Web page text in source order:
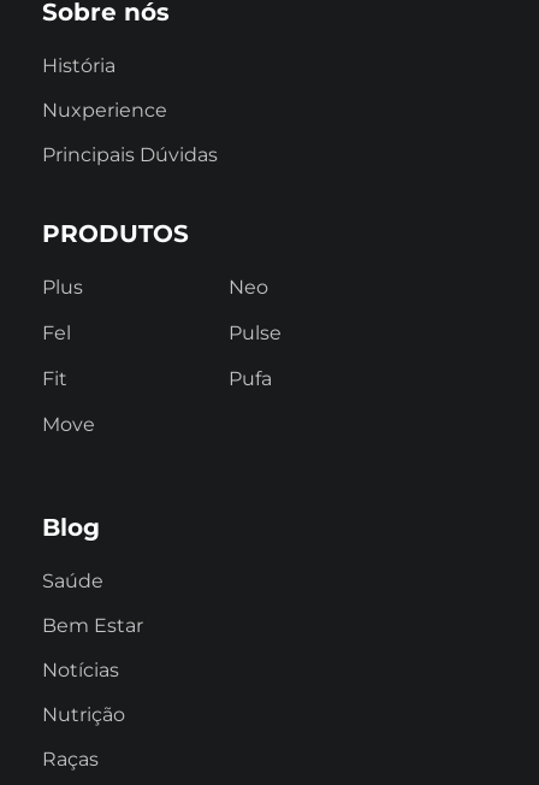
Sobre nós
História
Nuxperience
Principais Dúvidas
PRODUTOS
Plus
Fel
Fit
Move
Neo
Pulse
Pufa
Blog
Saúde
Bem Estar
Notícias
Nutrição
Raças